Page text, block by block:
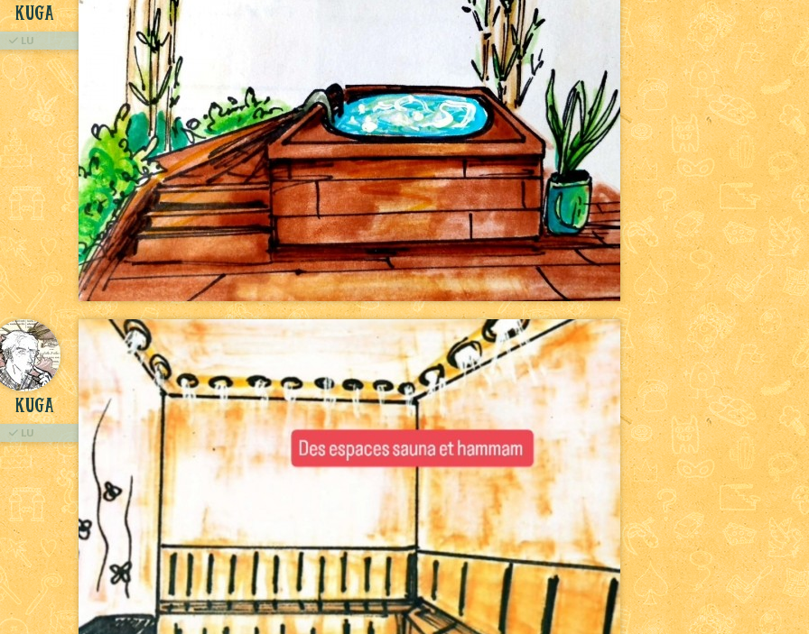
kuga
LU
kuga
LU